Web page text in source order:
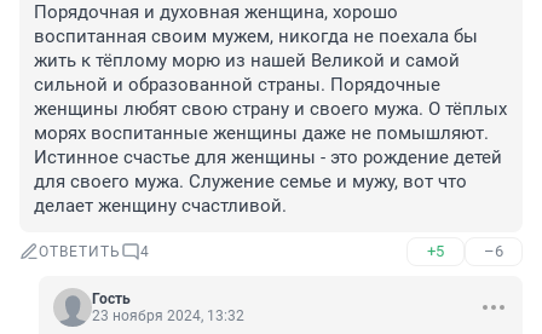
Порядочная и духовная женщина, хорошо
воспитанная своим мужем, никогда не поехала бы
жить к тёплому морю из нашей Великой и самой
сильной и образованной страны. Порядочные
женщины любят свою страну и своего мужа. О тёплых
морях воспитанные женщины даже не помышляют.
Истинное счастье для женщины - это рождение детей
для своего мужа. Служение семье и мужу, вот что
делает женщину счастливой.
ОТВЕТИТЬ 4 +5 –6
Гость
23 ноября 2024, 13:32